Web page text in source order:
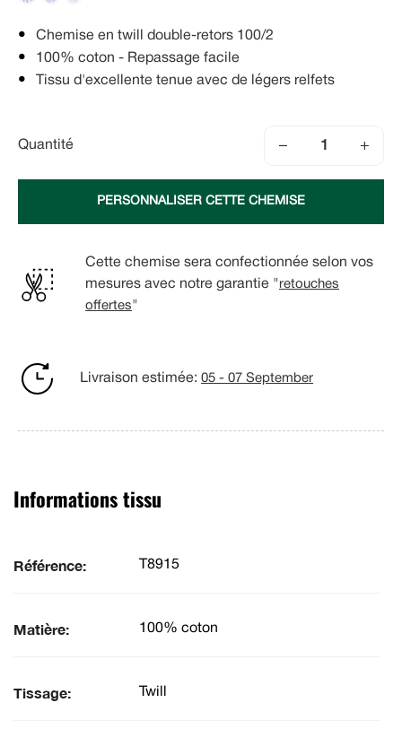
Chemise en twill double-retors 100/2
100% coton - Repassage facile
Tissu d'excellente tenue avec de légers relfets
Quantité − +
PERSONNALISER CETTE CHEMISE
Cette chemise sera confectionnée selon vos
mesures avec notre garantie " retouches
offertes"
Livraison estimée: 05 - 07 September
Informations tissu
Référence: T8915
Matière: 100% coton
Tissage: Twill